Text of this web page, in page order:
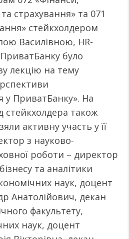
страхування» та 071
стейкхолдером
Василівною, HR-
було
лекцію на тему
у ПриватБанку». На
стейкхолдера також
активну участь у її
з науково-
роботи – директор
та аналітики
наук, доцент
Анатолійович, декан
факультету,
наук, доцент